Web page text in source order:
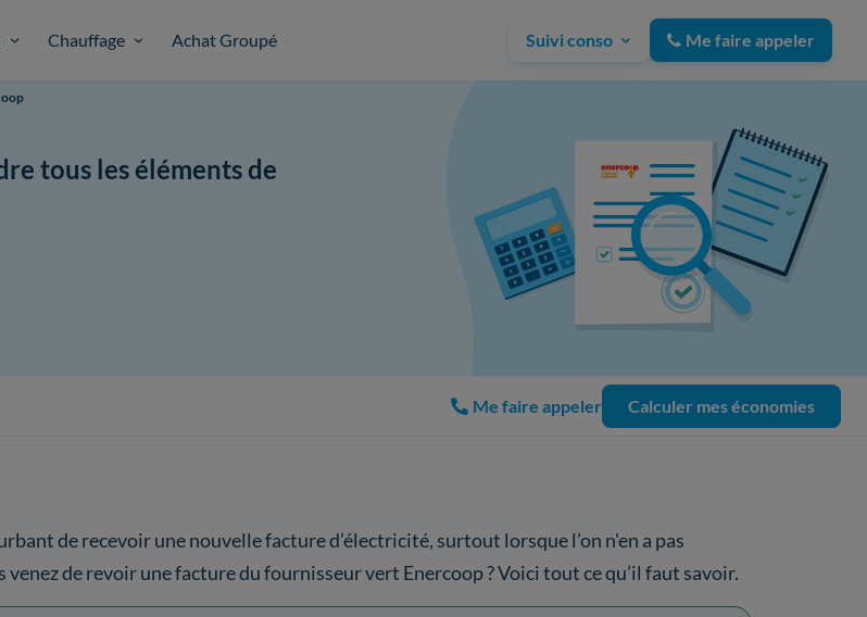
Chauffage Achat Groupé Suivi conso Me faire appeler
tous les éléments de
Me faire appeler Calculer mes économies
de recevoir une nouvelle facture d’électricité, surtout lorsque l’on n'en a pas
venez de revoir une facture du fournisseur vert Enercoop ? Voici tout ce qu’il faut savoir.